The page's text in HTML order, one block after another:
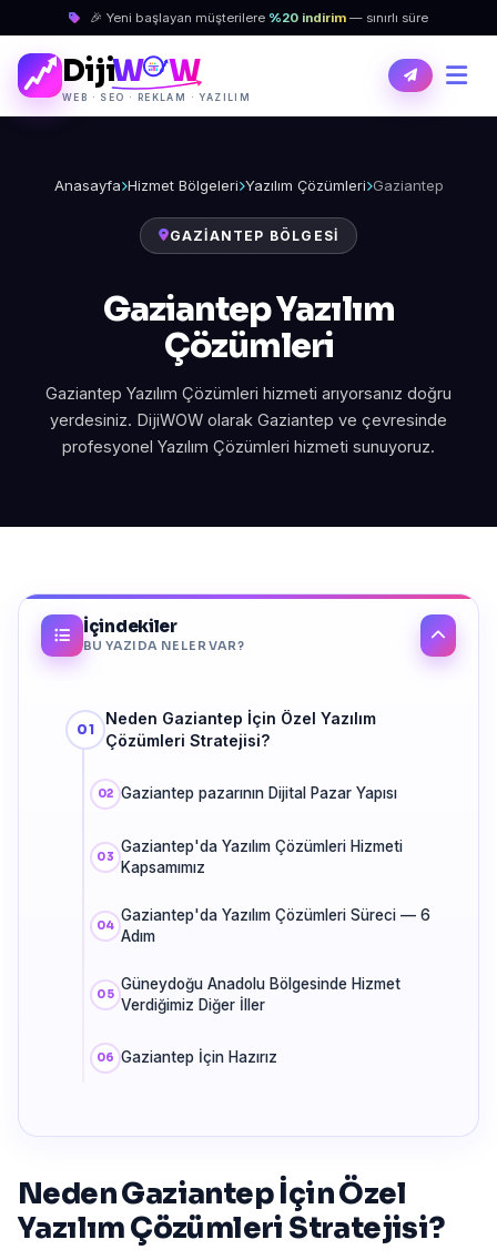
🎉 Yeni başlayan müşterilere %20 indirim — sınırlı süre
DijiW W
WEB · SEO · REKLAM · YAZILIM
Anasayfa Hizmet Bölgeleri Yazılım Çözümleri Gaziantep
GAZIANTEP BÖLGESI
Gaziantep Yazılım
Çözümleri
Gaziantep Yazılım Çözümleri hizmeti arıyorsanız doğru
yerdesiniz. DijiWOW olarak Gaziantep ve çevresinde
profesyonel Yazılım Çözümleri hizmeti sunuyoruz.
İçindekiler
BU YAZIDA NELER VAR?
Neden Gaziantep İçin Özel Yazılım
Çözümleri Stratejisi?
Gaziantep pazarının Dijital Pazar Yapısı
Gaziantep'da Yazılım Çözümleri Hizmeti
Kapsamımız
Gaziantep'da Yazılım Çözümleri Süreci — 6
Adım
Güneydoğu Anadolu Bölgesinde Hizmet
Verdiğimiz Diğer İller
Gaziantep İçin Hazırız
Neden Gaziantep İçin Özel
Yazılım Çözümleri Stratejisi?